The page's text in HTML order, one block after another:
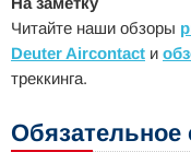
Читайте наши обзоры
Deuter Aircontact и
треккинга.
Обязательное